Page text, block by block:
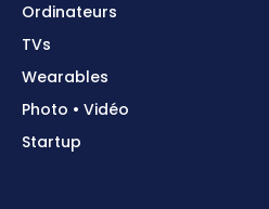
Ordinateurs
TVs
Wearables
Photo • Vidéo
Startup